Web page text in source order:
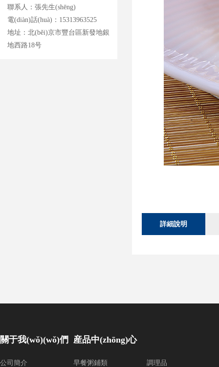
聯系人：張先生(shēng)
電(diàn)話(huà)：15313963525
地址：北(běi)京市豐台區新發地銀
地西路18号
詳細說明
關于我(wǒ)(wǒ)們
公司簡介
産品中(zhōng)心
早餐粥鋪類
調理品